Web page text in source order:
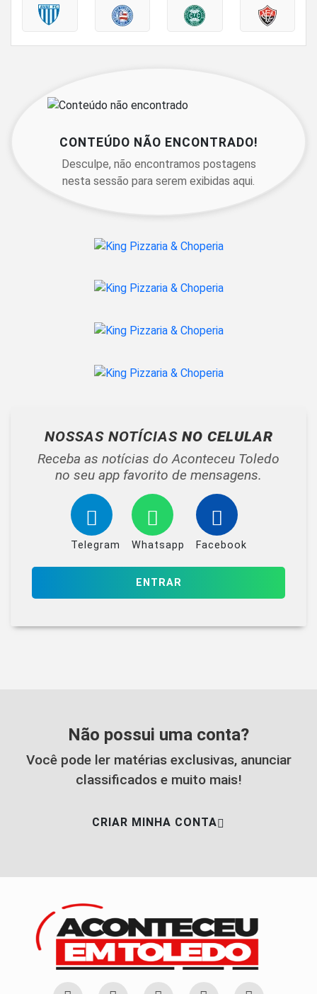
CONTEÚDO NÃO ENCONTRADO!
Desculpe, não encontramos postagens
nesta sessão para serem exibidas aqui.
NOSSAS NOTÍCIAS NO CELULAR
Receba as notícias do Aconteceu Toledo
no seu app favorito de mensagens.
Telegram Whatsapp Facebook
ENTRAR
Não possui uma conta?
Você pode ler matérias exclusivas, anunciar
classificados e muito mais!
CRIAR MINHA CONTA